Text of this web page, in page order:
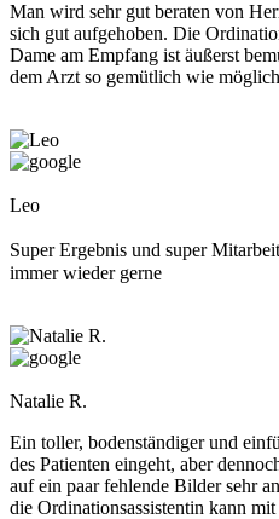
Man wird sehr gut beraten von
sich gut aufgehoben. Die
Dame am Empfang ist äußerst
dem Arzt so gemütlich wie
Leo
Super Ergebnis und super
immer wieder gerne
Natalie R.
Ein toller, bodenständiger und
des Patienten eingeht, aber
auf ein paar fehlende Bilder sehr
die Ordinationsassistentin kann